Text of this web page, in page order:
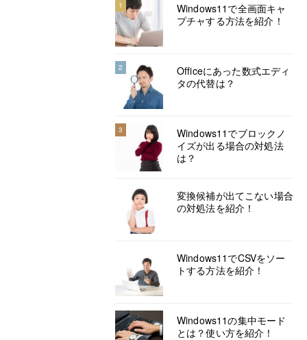
1
Windows11で全画面キャ
プチャする方法を紹介！
2
Officeにあった数式エディ
タの代替は？
3
Windows11でブロックノ
イズが出る場合の対処法
は？
変換候補が出てこない場合
の対処法を紹介！
Windows11でCSVをソー
トする方法を紹介！
Windows11の集中モード
とは？使い方を紹介！